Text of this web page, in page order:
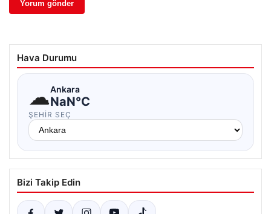
Hava Durumu
☁Ankara
NaN°C
ŞEHIR SEÇ
Bizi Takip Edin